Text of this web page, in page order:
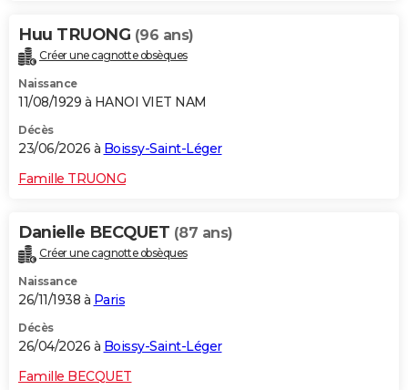
Huu TRUONG (96 ans)
Créer une cagnotte obsèques
Naissance
11/08/1929 à HANOI VIET NAM
Décès
23/06/2026 à Boissy-Saint-Léger
Famille TRUONG
Danielle BECQUET (87 ans)
Créer une cagnotte obsèques
Naissance
26/11/1938 à Paris
Décès
26/04/2026 à Boissy-Saint-Léger
Famille BECQUET